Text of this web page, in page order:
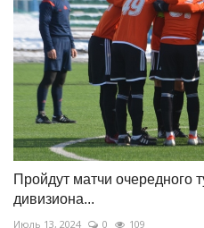
Пройдут матчи очередного
дивизиона...
Июль 13, 2024 0 109